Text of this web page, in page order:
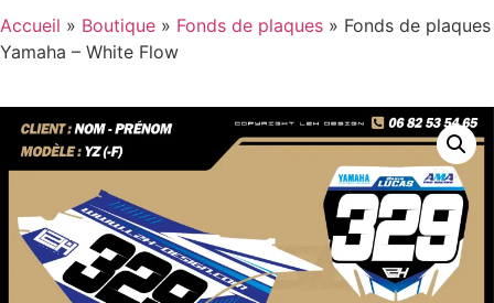
Accueil » Boutique » Fonds de plaques » Fonds de plaques
Yamaha – White Flow